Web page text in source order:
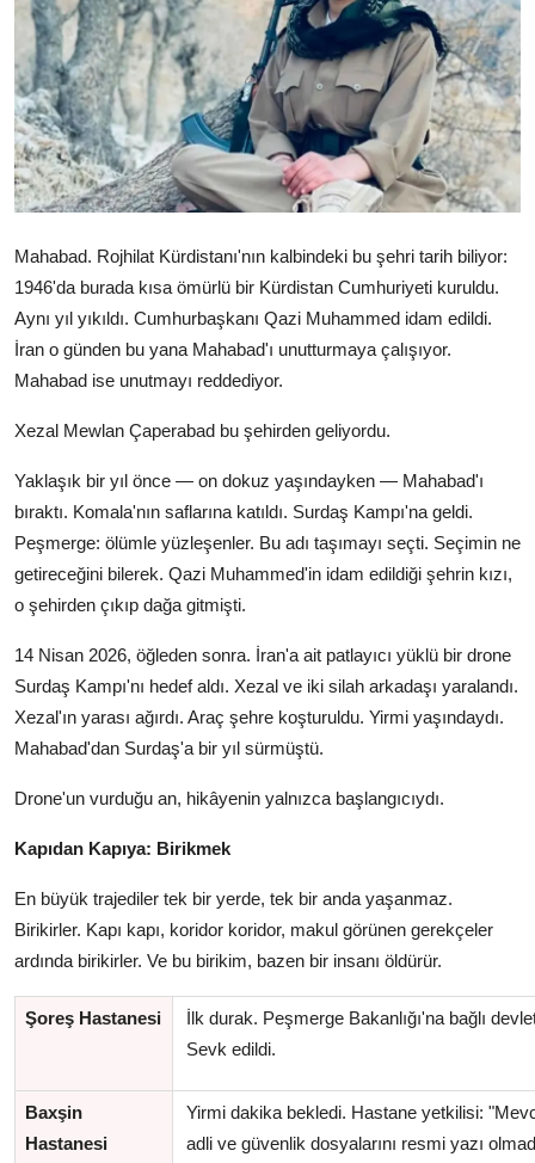
İletişim
Türkçe Kurdi
Mahabad. Rojhilat Kürdistanı'nın kalbindeki bu şehri tarih biliyor:
1946'da burada kısa ömürlü bir Kürdistan Cumhuriyeti kuruldu.
Aynı yıl yıkıldı. Cumhurbaşkanı Qazi Muhammed idam edildi.
İran o günden bu yana Mahabad'ı unutturmaya çalışıyor.
Mahabad ise unutmayı reddediyor.
Xezal Mewlan Çaperabad bu şehirden geliyordu.
Yaklaşık bir yıl önce — on dokuz yaşındayken — Mahabad'ı
bıraktı. Komala'nın saflarına katıldı. Surdaş Kampı'na geldi.
Peşmerge: ölümle yüzleşenler. Bu adı taşımayı seçti. Seçimin ne
getireceğini bilerek. Qazi Muhammed'in idam edildiği şehrin kızı,
o şehirden çıkıp dağa gitmişti.
14 Nisan 2026, öğleden sonra. İran'a ait patlayıcı yüklü bir drone
Surdaş Kampı'nı hedef aldı. Xezal ve iki silah arkadaşı yaralandı.
Xezal'ın yarası ağırdı. Araç şehre koşturuldu. Yirmi yaşındaydı.
Mahabad'dan Surdaş'a bir yıl sürmüştü.
Drone'un vurduğu an, hikâyenin yalnızca başlangıcıydı.
Kapıdan Kapıya: Birikmek
En büyük trajediler tek bir yerde, tek bir anda yaşanmaz.
Birikirler. Kapı kapı, koridor koridor, makul görünen gerekçeler
ardında birikirler. Ve bu birikim, bazen bir insanı öldürür.
Şoreş Hastanesi
İlk durak. Peşmerge Bakanlığı'na bağlı
Sevk edildi.
Baxşin
Hastanesi
Yirmi dakika bekledi. Hastane yetkilisi:
adli ve güvenlik dosyalarını resmi yazı